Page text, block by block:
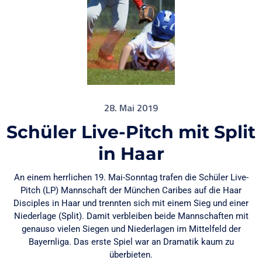
28. Mai 2019
Schüler Live-Pitch mit Split
in Haar
An einem herrlichen 19. Mai-Sonntag trafen die Schüler Live-
Pitch (LP) Mannschaft der München Caribes auf die Haar
Disciples in Haar und trennten sich mit einem Sieg und einer
Niederlage (Split). Damit verbleiben beide Mannschaften mit
genauso vielen Siegen und Niederlagen im Mittelfeld der
Bayernliga. Das erste Spiel war an Dramatik kaum zu
überbieten.